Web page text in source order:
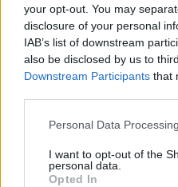
your opt-out. You may
disclosure of your personal
IAB’s list of downstream
also be disclosed by us to
Downstream Participants that
Please note that this website/
not limited to your visit or
grant or deny consent to
Personal Data
I want to opt-out of the
personal data.
Opted In
de curso.
Ángel Montoro(Granada,
El centrocampista se lesionó
35 frente al Betis y, pese a
descartó para el encuentro
Posiblemente tenga una
que su concurso en los dos